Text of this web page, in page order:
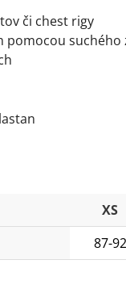
či chest rigy
pomocou suchého
XS
87-92